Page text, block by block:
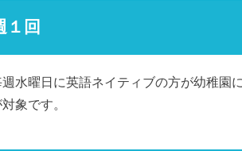
１回
水曜日に英語ネイティブの方が幼稚園
象です。